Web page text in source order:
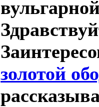
золотой